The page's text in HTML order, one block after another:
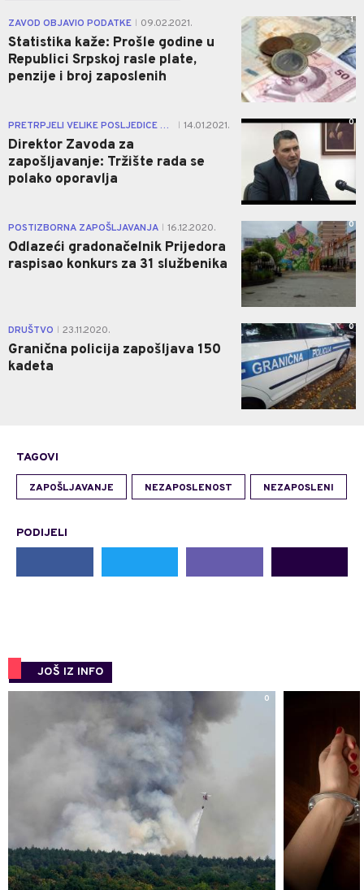
ZAVOD OBJAVIO PODATKE 09.02.2021.
Statistika kaže: Prošle godine u
Republici Srpskoj rasle plate,
penzije i broj zaposlenih
1
PRETRPJELI VELIKE POSLJEDICE PANDEMIJE 14.01.2021.
Direktor Zavoda za
zapošljavanje: Tržište rada se
polako oporavlja
0
POSTIZBORNA ZAPOŠLJAVANJA 16.12.2020.
Odlazeći gradonačelnik Prijedora
raspisao konkurs za 31 službenika
0
DRUŠTVO 23.11.2020.
Granična policija zapošljava 150
kadeta
0
TAGOVI
ZAPOŠLJAVANJE NEZAPOSLENOST NEZAPOSLENI
PODIJELI
JOŠ IZ INFO
0